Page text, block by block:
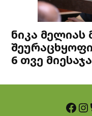
ნიკა
6 თვე მიესაჯა
Facebook Instagram